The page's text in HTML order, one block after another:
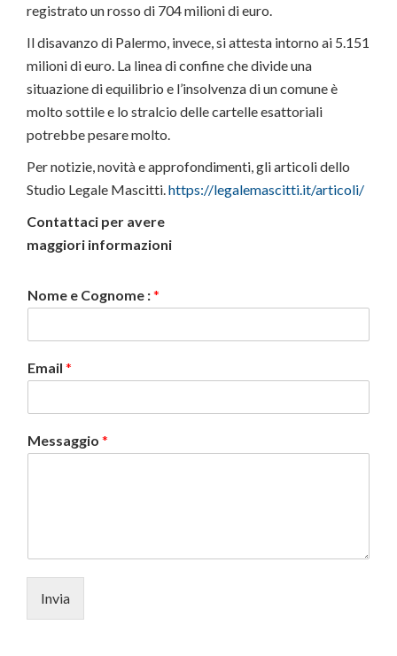
registrato un rosso di 704 milioni di euro.
Il disavanzo di Palermo, invece, si attesta intorno ai 5.151
milioni di euro. La linea di confine che divide una
situazione di equilibrio e l’insolvenza di un comune è
molto sottile e lo stralcio delle cartelle esattoriali
potrebbe pesare molto.
Per notizie, novità e approfondimenti, gli articoli dello
Studio Legale Mascitti. https://legalemascitti.it/articoli/
Contattaci per avere
maggiori informazioni
Nome e Cognome :*
Email *
Messaggio *
Invia